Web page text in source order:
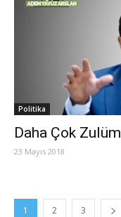
Politika
Daha Çok
23 Mayıs 2018
1 2 3